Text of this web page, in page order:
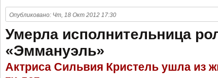
Опубликовано: Чт, 18 Окт 2012 17:30
Умерла исполнительница
«Эммануэль»
Актриса Сильвия Кристель ушла из